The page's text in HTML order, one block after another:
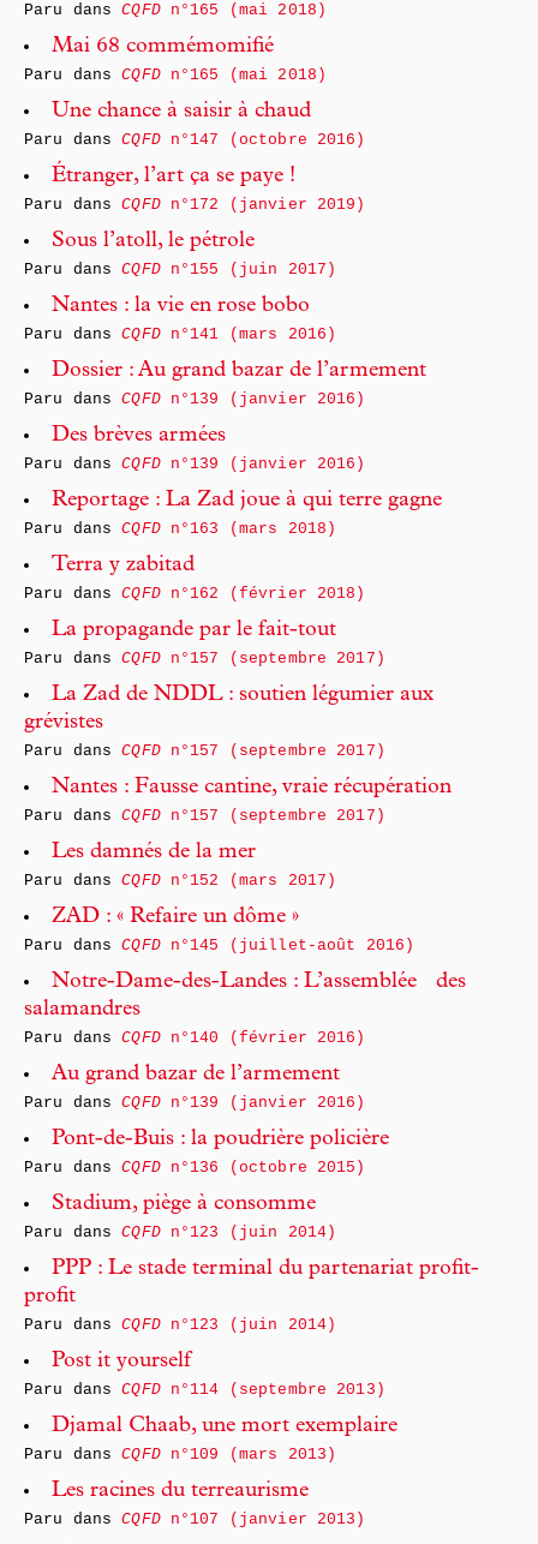
Paru dansCQFDn°165 (mai 2018)
Mai 68 commémomifié
Paru dansCQFDn°165 (mai 2018)
Une chance à saisir à chaud
Paru dansCQFDn°147 (octobre 2016)
Étranger, l’art ça se paye !
Paru dansCQFDn°172 (janvier 2019)
Sous l’atoll, le pétrole
Paru dansCQFDn°155 (juin 2017)
Nantes : la vie en rose bobo
Paru dansCQFDn°141 (mars 2016)
Dossier : Au grand bazar de l’armement
Paru dansCQFDn°139 (janvier 2016)
Des brèves armées
Paru dansCQFDn°139 (janvier 2016)
Reportage : La Zad joue à qui terre gagne
Paru dansCQFDn°163 (mars 2018)
Terra y zabitad
Paru dansCQFDn°162 (février 2018)
La propagande par le fait-tout
Paru dansCQFDn°157 (septembre 2017)
La Zad de NDDL : soutien légumier aux
grévistes
Paru dansCQFDn°157 (septembre 2017)
Nantes : Fausse cantine, vraie récupération
Paru dansCQFDn°157 (septembre 2017)
Les damnés de la mer
Paru dansCQFDn°152 (mars 2017)
ZAD : « Refaire un dôme »
Paru dansCQFDn°145 (juillet-août 2016)
Notre-Dame-des-Landes : L’assemblée des
salamandres
Paru dansCQFDn°140 (février 2016)
Au grand bazar de l’armement
Paru dansCQFDn°139 (janvier 2016)
Pont-de-Buis : la poudrière policière
Paru dansCQFDn°136 (octobre 2015)
Stadium, piège à consomme
Paru dansCQFDn°123 (juin 2014)
PPP : Le stade terminal du partenariat profit-
profit
Paru dansCQFDn°123 (juin 2014)
Post it yourself
Paru dansCQFDn°114 (septembre 2013)
Djamal Chaab, une mort exemplaire
Paru dansCQFDn°109 (mars 2013)
Les racines du terreaurisme
Paru dansCQFDn°107 (janvier 2013)